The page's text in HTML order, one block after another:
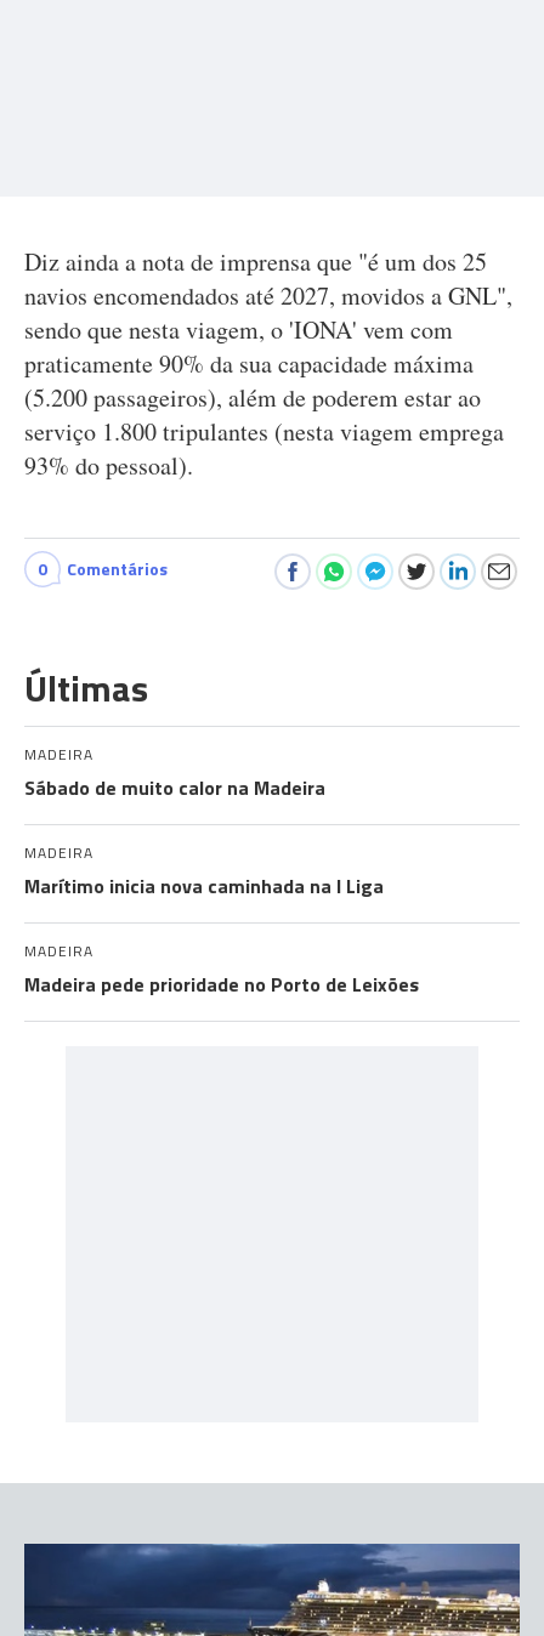
Diz ainda a nota de imprensa que "é um dos 25
navios encomendados até 2027, movidos a GNL",
sendo que nesta viagem, o 'IONA' vem com
praticamente 90% da sua capacidade máxima
(5.200 passageiros), além de poderem estar ao
serviço 1.800 tripulantes (nesta viagem emprega
93% do pessoal).
0 Comentários
Últimas
MADEIRA
Sábado de muito calor na Madeira
MADEIRA
Marítimo inicia nova caminhada na I Liga
MADEIRA
Madeira pede prioridade no Porto de Leixões